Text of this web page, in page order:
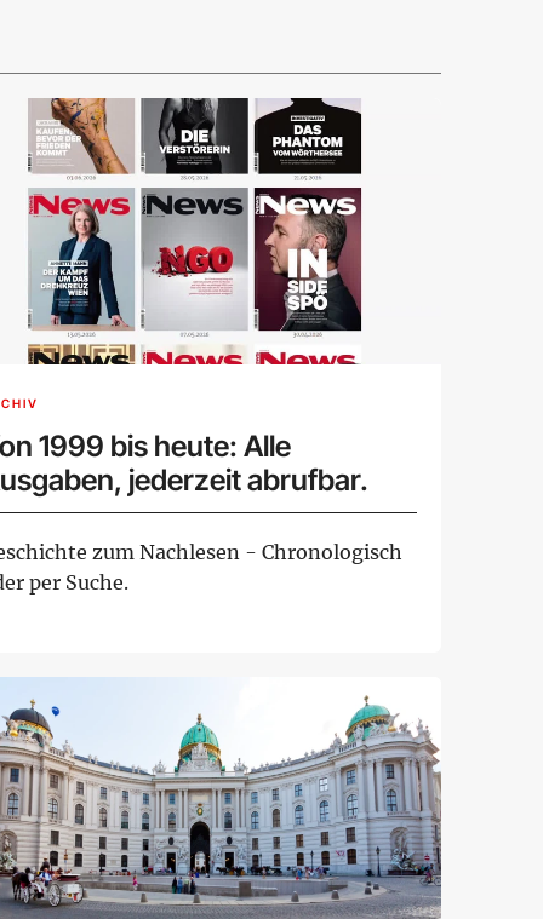
1999 bis heute: Alle
jederzeit abrufbar.
zum Nachlesen - Chronologisch
per Suche.